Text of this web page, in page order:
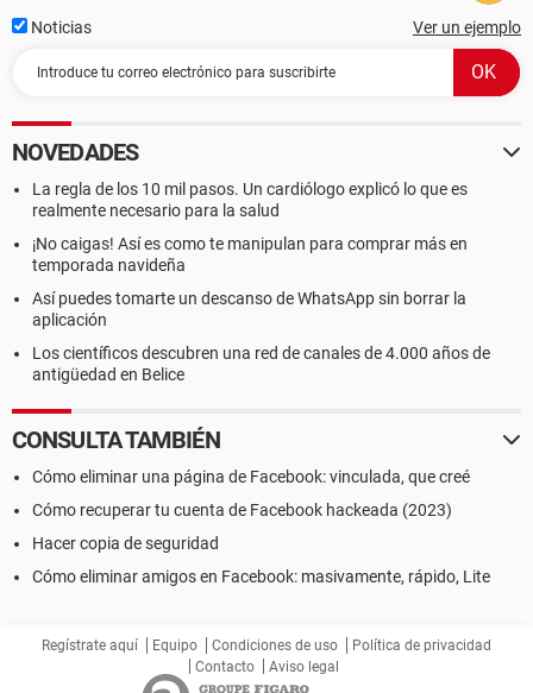
Noticias Ver un ejemplo
NOVEDADES
La regla de los 10 mil pasos. Un cardiólogo explicó lo que es
realmente necesario para la salud
¡No caigas! Así es como te manipulan para comprar más en
temporada navideña
Así puedes tomarte un descanso de WhatsApp sin borrar la
aplicación
Los científicos descubren una red de canales de 4.000 años de
antigüedad en Belice
CONSULTA TAMBIÉN
Cómo eliminar una página de Facebook: vinculada, que creé
Cómo recuperar tu cuenta de Facebook hackeada (2023)
Hacer copia de seguridad
Cómo eliminar amigos en Facebook: masivamente, rápido, Lite
Regístrate aquí Equipo Condiciones de uso
Política de privacidad
Contacto
Aviso legal